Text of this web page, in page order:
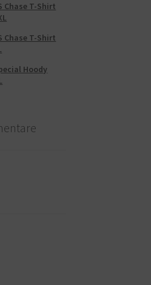
Chase T-Shirt
Chase T-Shirt
Hoody